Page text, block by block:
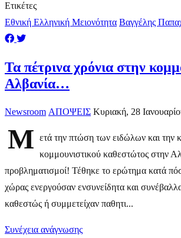
Ετικέτες
Εθνική Ελληνική Μειονότητα Βαγγέλης
Τα πέτρινα χρόνια στην
Αλβανία…
Newsroom ΑΠΟΨΕΙΣ Κυριακή, 28
Μ
ετά την πτώση των ειδώλων και την
κομμουνιστικού καθεστώτος στην
προβληματισμοί! Τέθηκε το ερώτημα κατά
χώρας ενεργούσαν ενσυνείδητα και
καθεστώς ή συμμετείχαν παθητι...
Συνέχεια ανάγνωσης